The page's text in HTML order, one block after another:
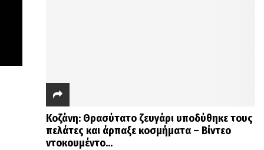
Κοζάνη: Θρασύτατο ζευγάρι υποδύθηκε τους
πελάτες και άρπαξε κοσμήματα – Βίντεο
ντοκουμέντο...